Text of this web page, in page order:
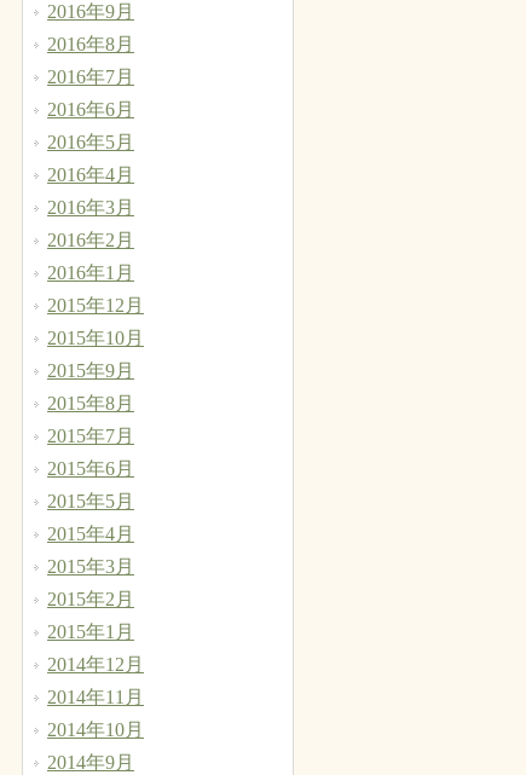
2016年9月
2016年8月
2016年7月
2016年6月
2016年5月
2016年4月
2016年3月
2016年2月
2016年1月
2015年12月
2015年10月
2015年9月
2015年8月
2015年7月
2015年6月
2015年5月
2015年4月
2015年3月
2015年2月
2015年1月
2014年12月
2014年11月
2014年10月
2014年9月